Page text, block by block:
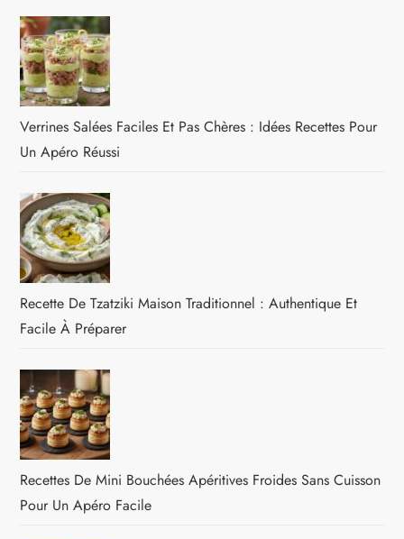
Verrines Salées Faciles Et Pas Chères : Idées Recettes Pour
Un Apéro Réussi
Recette De Tzatziki Maison Traditionnel : Authentique Et
Facile À Préparer
Recettes De Mini Bouchées Apéritives Froides Sans Cuisson
Pour Un Apéro Facile